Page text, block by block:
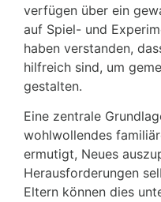
verfügen über ein
auf Spiel- und
haben verstanden,
hilfreich sind, um
gestalten.
Eine zentrale
wohlwollendes
ermutigt, Neues
Herausforderungen
Eltern können dies